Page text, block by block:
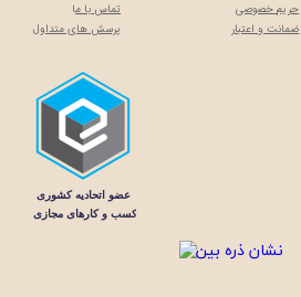
حریم خصوصی
ضمانت و اعتبار
تماس با ما
پرسش های متداول